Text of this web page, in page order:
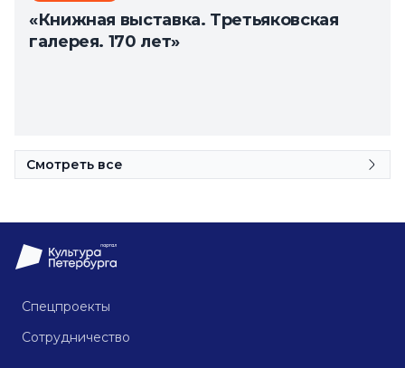
«Книжная выставка. Третьяковская
галерея. 170 лет»
Смотреть все
Спецпроекты
Сотрудничество